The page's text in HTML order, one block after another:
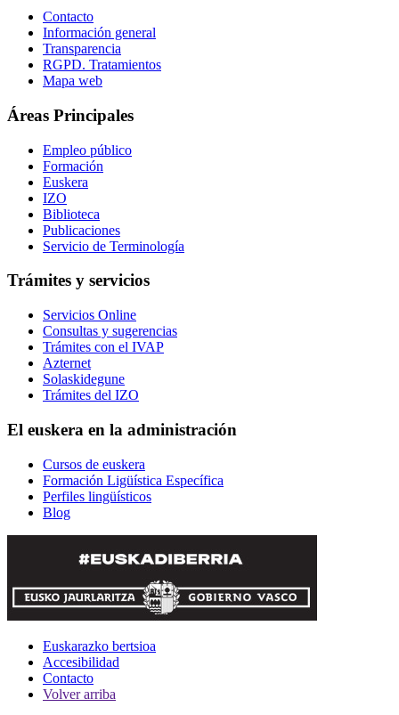
Contacto
Información general
Transparencia
RGPD. Tratamientos
Mapa web
Áreas Principales
Empleo público
Formación
Euskera
IZO
Biblioteca
Publicaciones
Servicio de Terminología
Trámites y servicios
Servicios Online
Consultas y sugerencias
Trámites con el IVAP
Azternet
Solaskidegune
Trámites del IZO
El euskera en la administración
Cursos de euskera
Formación Ligüística Específica
Perfiles lingüísticos
Blog
Euskarazko bertsioa
Accesibilidad
Contacto
Volver arriba